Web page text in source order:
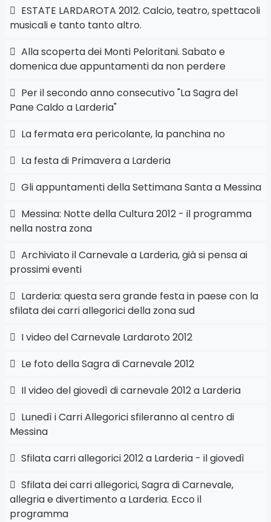
ESTATE LARDAROTA 2012. Calcio, teatro, spettacoli
musicali e tanto tanto altro.
Alla scoperta dei Monti Peloritani. Sabato e
domenica due appuntamenti da non perdere
Per il secondo anno consecutivo "La Sagra del
Pane Caldo a Larderia"
La fermata era pericolante, la panchina no
La festa di Primavera a Larderia
Gli appuntamenti della Settimana Santa a Messina
Messina: Notte della Cultura 2012 - il programma
nella nostra zona
Archiviato il Carnevale a Larderia, già si pensa ai
prossimi eventi
Larderia: questa sera grande festa in paese con la
sfilata dei carri allegorici della zona sud
I video del Carnevale Lardaroto 2012
Le foto della Sagra di Carnevale 2012
Il video del giovedì di carnevale 2012 a Larderia
Lunedì i Carri Allegorici sfileranno al centro di
Messina
Sfilata carri allegorici 2012 a Larderia - il giovedì
Sfilata dei carri allegorici, Sagra di Carnevale,
allegria e divertimento a Larderia. Ecco il
programma